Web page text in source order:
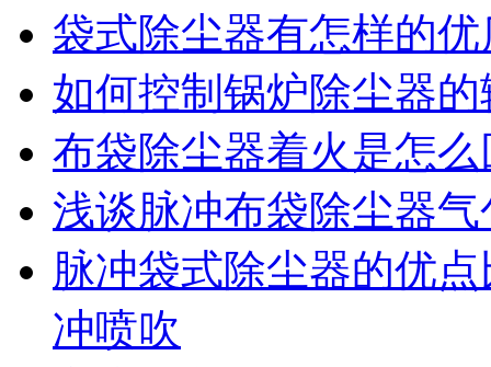
袋式除尘器有怎样的
如何控制锅炉除尘器
布袋除尘器着火是怎么
浅谈脉冲布袋除尘器
脉冲袋式除尘器的优
冲喷吹